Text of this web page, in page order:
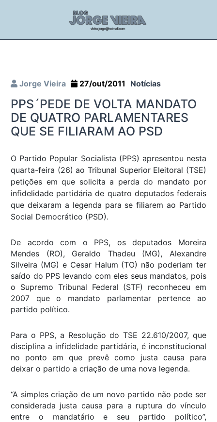
Jorge Vieira 27/out/2011 Notícias
PPS´PEDE DE VOLTA MANDATO
DE QUATRO PARLAMENTARES
QUE SE FILIARAM AO PSD
O Partido Popular Socialista (PPS) apresentou nesta
quarta-feira (26) ao Tribunal Superior Eleitoral (TSE)
petições em que solicita a perda do mandato por
infidelidade partidária de quatro deputados federais
que deixaram a legenda para se filiarem ao Partido
Social Democrático (PSD).
De acordo com o PPS, os deputados Moreira
Mendes (RO), Geraldo Thadeu (MG), Alexandre
Silveira (MG) e Cesar Halum (TO) não poderiam ter
saído do PPS levando com eles seus mandatos, pois
o Supremo Tribunal Federal (STF) reconheceu em
2007 que o mandato parlamentar pertence ao
partido político.
Para o PPS, a Resolução do TSE 22.610/2007, que
disciplina a infidelidade partidária, é inconstitucional
no ponto em que prevê como justa causa para
deixar o partido a criação de uma nova legenda.
“A simples criação de um novo partido não pode ser
considerada justa causa para a ruptura do vínculo
entre o mandatário e seu partido político”,